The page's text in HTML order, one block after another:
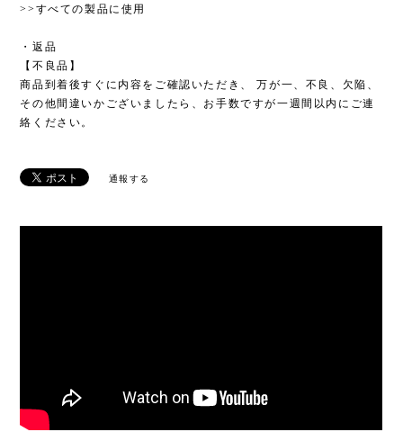
>>すべての製品に使用
・返品
【不良品】
商品到着後すぐに内容をご確認いただき、 万が一、不良、欠陥、
その他間違いかございましたら、お手数ですが一週間以内にご連
絡ください。
通報する